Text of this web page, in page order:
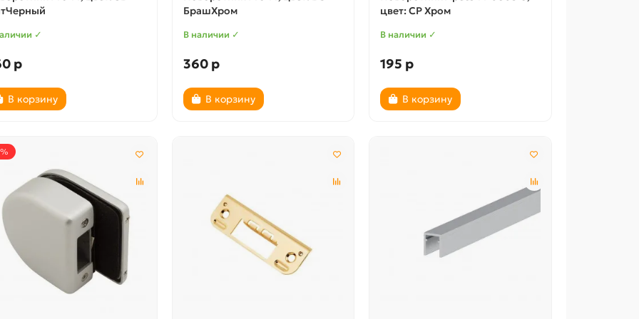
✓
р
В корзину
БрашХром
В наличии ✓
360 р
В корзину
цвет: CP Хром
В наличии ✓
195 р
В корзину